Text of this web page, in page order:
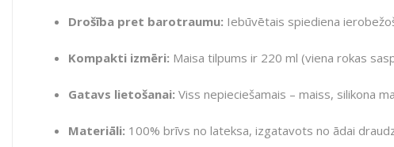
Drošība pret barotraumu: Iebūvētais spiediena
Kompakti izmēri: Maisa tilpums ir 220 ml (viena rokas
Gatavs lietošanai: Viss nepieciešamais – maiss, silikona
Materiāli: 100% brīvs no lateksa, izgatavots no ādai